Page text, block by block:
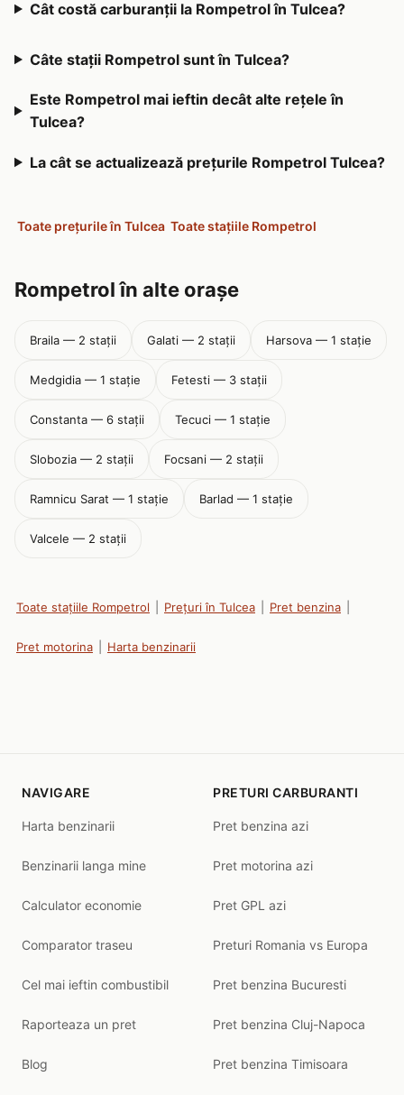
Cât costă carburanții la Rompetrol în Tulcea?
Câte stații Rompetrol sunt în Tulcea?
Este Rompetrol mai ieftin decât alte rețele în
Tulcea?
La cât se actualizează prețurile Rompetrol Tulcea?
Toate prețurile în Tulcea Toate stațiile Rompetrol
Rompetrol în alte orașe
Braila — 2 stații Galati — 2 stații Harsova — 1 stație
Medgidia — 1 stație Fetesti — 3 stații
Constanta — 6 stații Tecuci — 1 stație
Slobozia — 2 stații Focsani — 2 stații
Ramnicu Sarat — 1 stație Barlad — 1 stație
Valcele — 2 stații
Toate stațiile Rompetrol Prețuri în Tulcea Pret benzina
Pret motorina Harta benzinarii
NAVIGARE
Harta benzinarii
Benzinarii langa mine
Calculator economie
Comparator traseu
Cel mai ieftin combustibil
Raporteaza un pret
Blog
PRETURI CARBURANTI
Pret benzina azi
Pret motorina azi
Pret GPL azi
Preturi Romania vs Europa
Pret benzina Bucuresti
Pret benzina Cluj-Napoca
Pret benzina Timisoara